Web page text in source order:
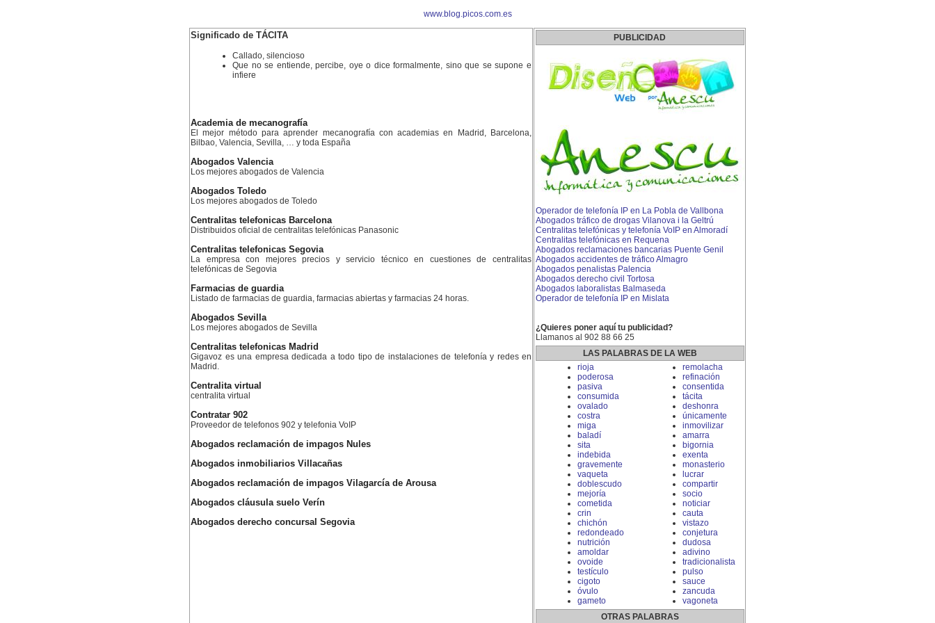
www.blog.picos.com.es
Significado de TÁCITA
Callado, silencioso
Que no se entiende, percibe, oye o dice formalmente, sino que se supone e
infiere
Academia de mecanografía
El mejor método para aprender mecanografía con academias en Madrid, Barcelona,
Bilbao, Valencia, Sevilla, … y toda España
Abogados Valencia
Los mejores abogados de Valencia
Abogados Toledo
Los mejores abogados de Toledo
Centralitas telefonicas Barcelona
Distribuidos oficial de centralitas telefónicas Panasonic
Centralitas telefonicas Segovia
La empresa con mejores precios y servicio técnico en cuestiones de centralitas
telefónicas de Segovia
Farmacias de guardia
Listado de farmacias de guardia, farmacias abiertas y farmacias 24 horas.
Abogados Sevilla
Los mejores abogados de Sevilla
Centralitas telefonicas Madrid
Gigavoz es una empresa dedicada a todo tipo de instalaciones de telefonía y redes en
Madrid.
Centralita virtual
centralita virtual
Contratar 902
Proveedor de telefonos 902 y telefonia VoIP
Abogados reclamación de impagos Nules
Abogados inmobiliarios Villacañas
Abogados reclamación de impagos Vilagarcía de Arousa
Abogados cláusula suelo Verín
Abogados derecho concursal Segovia
PUBLICIDAD
Operador de telefonía IP en La Pobla de Vallbona
Abogados tráfico de drogas Vilanova i la Geltrú
Centralitas telefónicas y telefonía VoIP en Almoradí
Centralitas telefónicas en Requena
Abogados reclamaciones bancarias Puente Genil
Abogados accidentes de tráfico Almagro
Abogados penalistas Palencia
Abogados derecho civil Tortosa
Abogados laboralistas Balmaseda
Operador de telefonía IP en Mislata
¿Quieres poner aquí tu publicidad?
Llamanos al 902 88 66 25
LAS PALABRAS DE LA WEB
rioja
poderosa
pasiva
consumida
ovalado
costra
miga
baladí
sita
indebida
gravemente
vaqueta
doblescudo
mejoría
cometida
crin
chichón
redondeado
nutrición
amoldar
ovoide
testículo
cigoto
óvulo
gameto
remolacha
refinación
consentida
tácita
deshonra
únicamente
inmovilizar
amarra
bigornia
exenta
monasterio
lucrar
compartir
socio
noticiar
cauta
vistazo
conjetura
dudosa
adivino
tradicionalista
pulso
sauce
zancuda
vagoneta
OTRAS PALABRAS